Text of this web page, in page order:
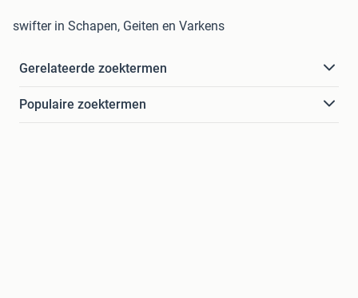
swifter in Schapen, Geiten en Varkens
Gerelateerde zoektermen
Populaire zoektermen